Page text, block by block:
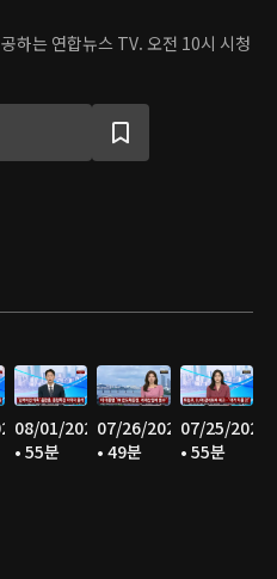
하는 연합뉴스 TV. 오전 10시 시청
08/01/2026
• 55분
07/26/2026
• 49분
07/25/2026
• 55분